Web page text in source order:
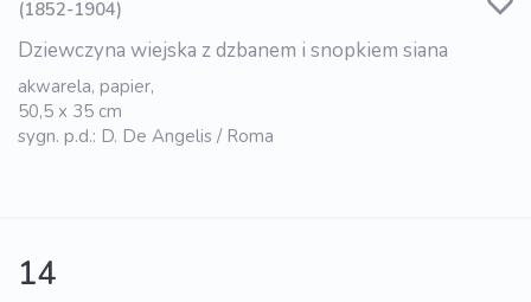
(1852-1904)
Dziewczyna wiejska z dzbanem i snopkiem siana
akwarela, papier,
50,5 x 35 cm
sygn. p.d.: D. De Angelis / Roma
14